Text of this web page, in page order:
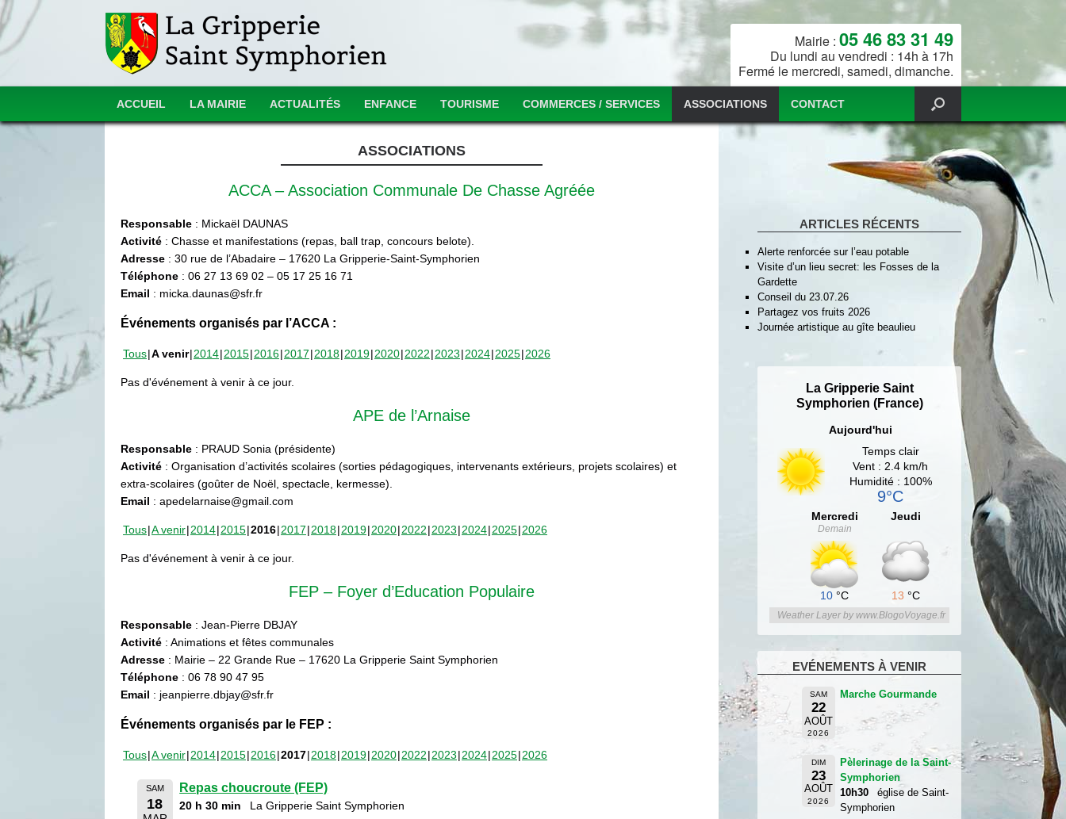
Mairie : 05 46 83 31 49
Du lundi au vendredi : 14h à 17h
Fermé le mercredi, samedi, dimanche.
ACCUEIL LA MAIRIE ACTUALITÉS ENFANCE TOURISME COMMERCES / SERVICES ASSOCIATIONS CONTACT
ASSOCIATIONS
ACCA – Association Communale De Chasse Agréée
Responsable : Mickaël DAUNAS
Activité : Chasse et manifestations (repas, ball trap, concours belote).
Adresse : 30 rue de l’Abadaire – 17620 La Gripperie-Saint-Symphorien
Téléphone : 06 27 13 69 02 – 05 17 25 16 71
Email : micka.daunas@sfr.fr
Événements organisés par l’ACCA :
Tous A venir 2014 2015 2016 2017 2018 2019 2020 2022 2023 2024 2025 2026
Pas d'événement à venir à ce jour.
APE de l’Arnaise
Responsable : PRAUD Sonia (présidente)
Activité : Organisation d’activités scolaires (sorties pédagogiques, intervenants extérieurs, projets scolaires) et
extra-scolaires (goûter de Noël, spectacle, kermesse).
Email : apedelarnaise@gmail.com
Tous A venir 2014 2015 2016 2017 2018 2019 2020 2022 2023 2024 2025 2026
Pas d'événement à venir à ce jour.
FEP – Foyer d’Education Populaire
Responsable : Jean-Pierre DBJAY
Activité : Animations et fêtes communales
Adresse : Mairie – 22 Grande Rue – 17620 La Gripperie Saint Symphorien
Téléphone : 06 78 90 47 95
Email : jeanpierre.dbjay@sfr.fr
Événements organisés par le FEP :
Tous A venir 2014 2015 2016 2017 2018 2019 2020 2022 2023 2024 2025 2026
SAM
18
Repas choucroute (FEP)
20 h 30 min La Gripperie Saint Symphorien
ARTICLES RÉCENTS
Alerte renforcée sur l’eau potable
Visite d’un lieu secret: les Fosses de la
Gardette
Conseil du 23.07.26
Partagez vos fruits 2026
Journée artistique au gîte beaulieu
La Gripperie Saint
Symphorien (France)
Aujourd'hui
Temps clair
Vent : 2.4 km/h
Humidité : 100%
9°C
Mercredi
Demain
10 °C
Jeudi
13 °C
Weather Layer by www.BlogoVoyage.fr
EVÉNEMENTS À VENIR
SAM
22
AOÛT
2026
Marche Gourmande
DIM
23
AOÛT
2026
Pèlerinage de la Saint-
Symphorien
10h30
église de Saint-
Symphorien